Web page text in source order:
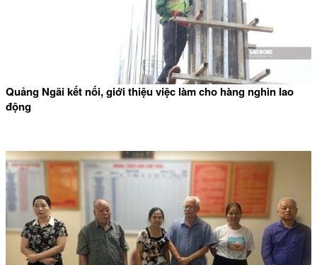
Quảng Ngãi kết nối, giới thiệu việc làm cho hàng nghìn lao
động